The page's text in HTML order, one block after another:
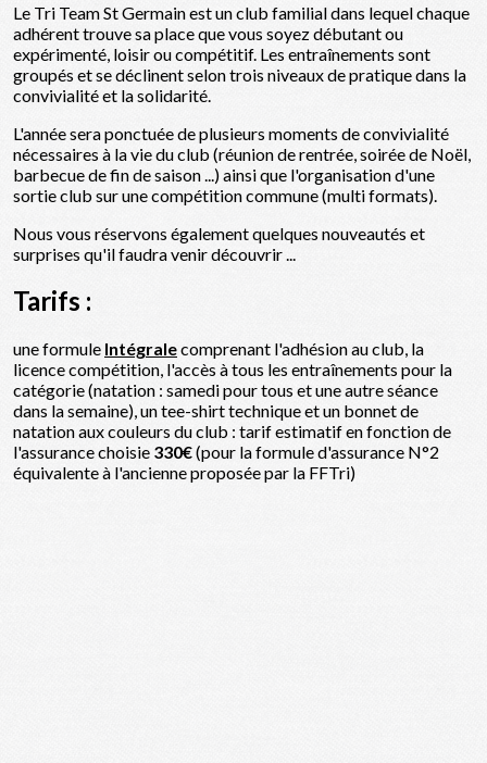
Le Tri Team St Germain est un club familial dans lequel chaque
adhérent trouve sa place que vous soyez débutant ou
expérimenté, loisir ou compétitif. Les entraînements sont
groupés et se déclinent selon trois niveaux de pratique dans la
convivialité et la solidarité.
L'année sera ponctuée de plusieurs moments de convivialité
nécessaires à la vie du club (réunion de rentrée, soirée de Noël,
barbecue de fin de saison ...) ainsi que l'organisation d'une
sortie club sur une compétition commune (multi formats).
Nous vous réservons également quelques nouveautés et
surprises qu'il faudra venir découvrir ...
Tarifs :
une formule Intégralecomprenant l'adhésion au club, la
licence compétition, l'accès à tous les entraînements pour la
catégorie (natation : samedi pour tous et une autre séance
dans la semaine), un tee-shirt technique et un bonnet de
natation aux couleurs du club : tarif estimatif en fonction de
l'assurance choisie 330€(pour la formule d'assurance N°2
équivalente à l'ancienne proposée par la FFTri)